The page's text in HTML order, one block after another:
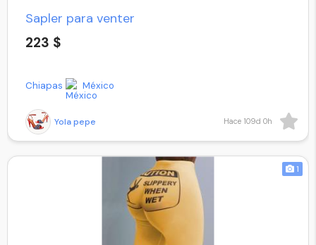
Sapler para venter
223 $
Yola pepe
Chiapas México
Hace 109d 0h
1